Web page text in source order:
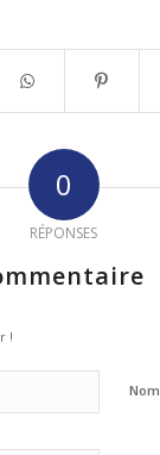
0
RÉPONSES
!
Nom